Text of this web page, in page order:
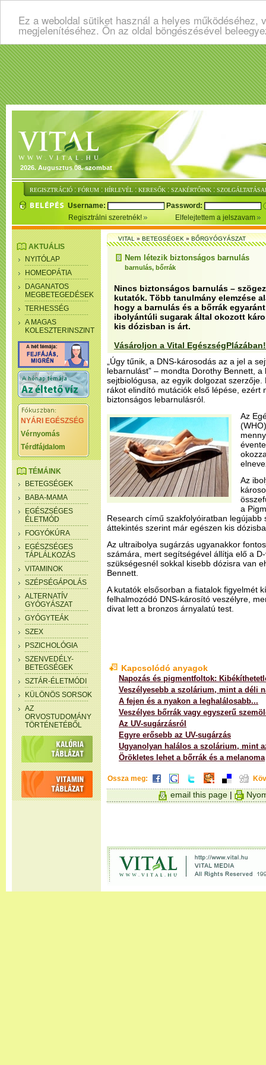
Ez a weboldal sütiket használ a helyes
megjelenítéséhez. Ön az oldal böngészésével
2026. Augusztus 08. szombat
REGISZTRÁCIÓ : FÓRUM : HÍRLEVÉL : KERESŐK : SZAKÉRTŐINK :
Username:
Password:
Regisztrálni szeretnék!
Elfelejtettem a jelszavam
AKTUÁLIS
NYITÓLAP
HOMEOPÁTIA
DAGANATOS
MEGBETEGEDÉSEK
TERHESSÉG
A MAGAS
KOLESZTERINSZINT
NYÁRI EGÉSZSÉG
Vérnyomás
Térdfájdalom
TÉMÁINK
BETEGSÉGEK
BABA-MAMA
EGÉSZSÉGES
ÉLETMÓD
FOGYÓKÚRA
EGÉSZSÉGES
TÁPLÁLKOZÁS
VITAMINOK
SZÉPSÉGÁPOLÁS
ALTERNATÍV
GYÓGYÁSZAT
GYÓGYTEÁK
SZEX
PSZICHOLÓGIA
SZENVEDÉLY-
BETEGSÉGEK
SZTÁR-ÉLETMÓDI
KÜLÖNÖS SORSOK
AZ
ORVOSTUDOMÁNY
TÖRTÉNETÉBŐL
VITAL»BETEGSÉGEK»BŐRGYÓGYÁSZAT
Nem létezik biztonságos barnulás
barnulás, bőrrák
Nincs biztonságos barnulás –
kutatók. Több tanulmány elemzése
hogy a barnulás és a bőrrák
ibolyántúli sugarak által okozott
kis dózisban is árt.
Vásároljon a Vital EgészségPlázában!
„Úgy tűnik, a DNS-károsodás az a jel a
lebarnulást” – mondta Dorothy Bennett,
sejtbiológusa, az egyik dolgozat
rákot elindító mutációk első lépése, ezért
biztonságos lebarnulásról.
Az
Az
a
Research című szakfolyóiratban legújabb
áttekintés szerint már egészen kis
Az ultraibolya sugárzás ugyanakkor
számára, mert segítségével állítja elő a
szükségesnél sokkal kisebb dózisra van
Bennett.
A kutatók elsősorban a fiatalok figyelmét
felhalmozódó DNS-károsító veszélyre,
divat lett a bronzos árnyalatú test.
Kapcsolódó anyagok
Napozás és pigmentfoltok:
Veszélyesebb a szolárium, mint a déli
A fejen és a nyakon a leghalálosabb...
Veszélyes bőrrák vagy egyszerű
Az UV-sugárzásról
Egyre erősebb az UV-sugárzás
Ugyanolyan halálos a szolárium, mint
Örökletes lehet a bőrrák és a melanoma
Ossza meg:
email this page |